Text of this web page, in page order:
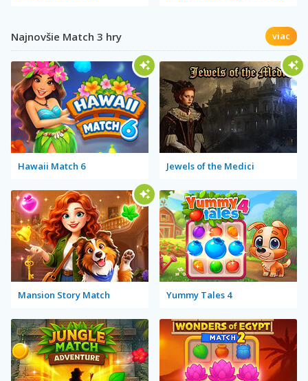
Najnovšie Match 3 hry viac
Hawaii Match 6 Jewels of the Medici
Mansion Story Match Yummy Tales 4